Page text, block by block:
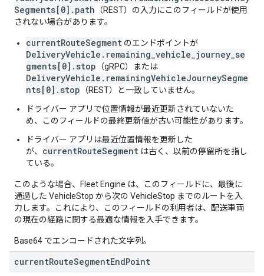
Segments[0].path （REST）の入力にこのフィールドが使用
されない場合があります。
currentRouteSegment のエンドポイントが
DeliveryVehicle.remaining_vehicle_journey_se
gments[0].stop （gRPC）または
DeliveryVehicle.remainingVehicleJourneySegme
nts[0].stop （REST）と一致していません。
ドライバー アプリで位置情報が最近更新されていないた
め、このフィールドの最終更新値が古い可能性があります。
ドライバー アプリは最近位置情報を更新した
が、 currentRouteSegment は古く、以前の停留所を指し
ている。
このような場合、Fleet Engine は、このフィールドに、最後に
通過した VehicleStop から次の VehicleStop までのルートを入
力します。これにより、このフィールドの利用者は、配送車両
の現在の経路に関する最適な情報を入手できます。
Base64 でエンコードされた文字列。
currentRouteSegmentEndPoint